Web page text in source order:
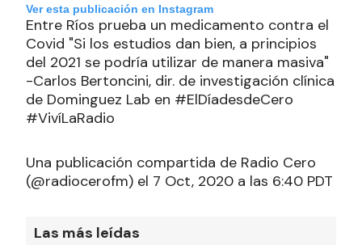
Ver esta publicación en Instagram
Entre Ríos prueba un medicamento contra el
Covid "Si los estudios dan bien, a principios
del 2021 se podría utilizar de manera masiva"
-Carlos Bertoncini, dir. de investigación clínica
de Dominguez Lab en #ElDíadesdeCero
#VivíLaRadio
Una publicación compartida de Radio Cero
(@radiocerofm) el 7 Oct, 2020 a las 6:40 PDT
Las más leídas